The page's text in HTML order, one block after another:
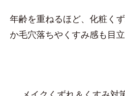
年齢を重ねるほど、化粧く
か毛穴落ちやくすみ感も目